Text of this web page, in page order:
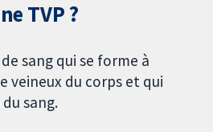
TVP ?
sang qui se forme à
veineux du corps et qui
sang.